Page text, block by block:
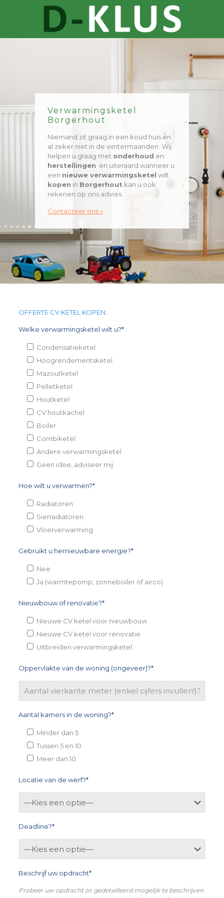
Verwarmingsketel
Borgerhout
Niemand zit graag in een koud huis en
al zeker niet in de wintermaanden. Wij
helpen u graag met onderhoud en
herstellingen en uiteraard wanneer u
een nieuwe verwarmingsketel wilt
kopen in Borgerhout kan u ook
rekenen op ons advies.
Contacteer ons »
OFFERTE CV KETEL KOPEN:
Welke verwarmingsketel wilt u?*
Condensatieketel
Hoogrendementsketel
Mazoutketel
Pelletketel
Houtketel
CV houtkachel
Boiler
Combiketel
Andere verwarmingsketel
Geen idee, adviseer mij
Hoe wilt u verwarmen?*
Radiatoren
Sierradiatoren
Vloerverwarming
Gebruikt u hernieuwbare energie?*
Nee
Ja (warmtepomp, zonneboiler of airco)
Nieuwbouw of renovatie?*
Nieuwe CV ketel voor nieuwbouw
Nieuwe CV ketel voor renovatie
Uitbreiden verwarmingsketel
Oppervlakte van de woning (ongeveer)?*
Aantal kamers in de woning?*
Minder dan 5
Tussen 5 en 10
Meer dan 10
Locatie van de werf?*
Deadline?*
Beschrijf uw opdracht*
Probeer uw opdracht zo gedetailleerd mogelijk te beschrijven